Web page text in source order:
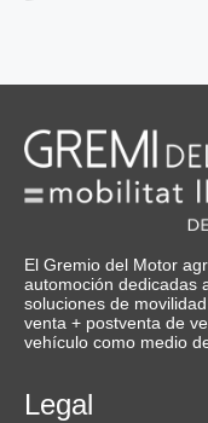
El Gremio del Motor
automoción dedicadas
soluciones de
venta + postventa de
vehículo como medio
Legal